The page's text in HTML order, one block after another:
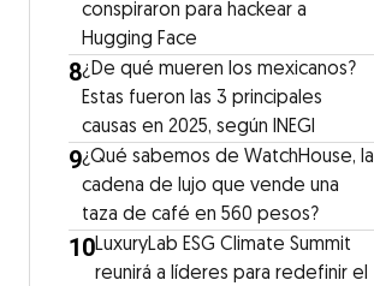
conspiraron para hackear a
Hugging Face
8¿De qué mueren los mexicanos?
Estas fueron las 3 principales
causas en 2025, según INEGI
9¿Qué sabemos de WatchHouse, la
cadena de lujo que vende una
taza de café en 560 pesos?
10LuxuryLab ESG Climate Summit
reunirá a líderes para redefinir el